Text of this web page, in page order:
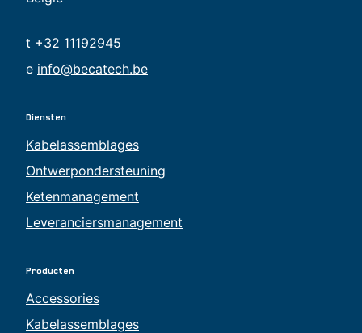
t +32 11192945
e info@becatech.be
Diensten
Kabelassemblages
Ontwerpondersteuning
Ketenmanagement
Leveranciersmanagement
Producten
Accessories
Kabelassemblages